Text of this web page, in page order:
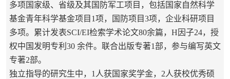
多项国家级、省级及其国防军工项目，包括国家自然科学
基金青年科学基金项目1项，国防项目3项，企业科研项目
多项。累计发表SCI/EI检索学术论文80余篇，H因子24，授
权中国发明专利30 余件。联合出版专著1部，参与编写英文
专著2部。
独立指导的研究生中，1人获国家奖学金，2人获校优秀硕